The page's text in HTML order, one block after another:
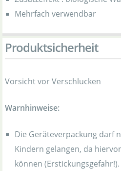
Mehrfach verwendbar
Produktsicherheit
Vorsicht vor Verschlucken
Warnhinweise:
Die Geräteverpackung darf
Kindern gelangen, da
können (Erstickungsgefahr!).